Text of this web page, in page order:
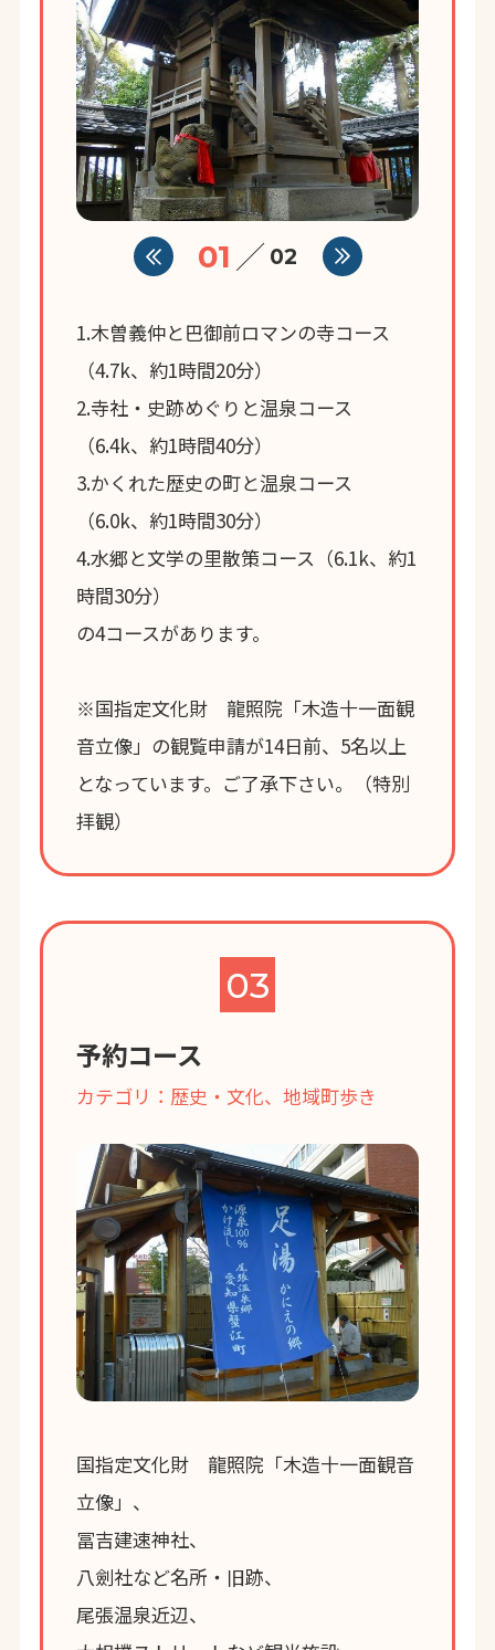
01 02
1.木曽義仲と巴御前ロマンの寺コース
（4.7k、約1時間20分）
2.寺社・史跡めぐりと温泉コース
（6.4k、約1時間40分）
3.かくれた歴史の町と温泉コース
（6.0k、約1時間30分）
4.水郷と文学の里散策コース（6.1k、約1
時間30分）
の4コースがあります。
※国指定文化財 龍照院「木造十一面観
音立像」の観覧申請が14日前、5名以上
となっています。ご了承下さい。（特別
拝観）
03
予約コース
カテゴリ：歴史・文化、地域町歩き
国指定文化財 龍照院「木造十一面観音
立像」、
冨吉建速神社、
八劍社など名所・旧跡、
尾張温泉近辺、